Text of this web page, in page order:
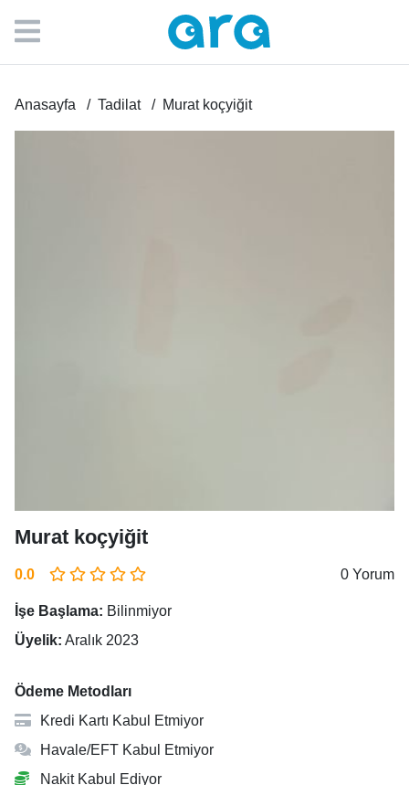
Anasayfa Tadilat Murat koçyiğit
Murat koçyiğit
0.0 0 Yorum
İşe Başlama: Bilinmiyor
Üyelik: Aralık 2023
Ödeme Metodları
Kredi Kartı Kabul Etmiyor
Havale/EFT Kabul Etmiyor
Nakit Kabul Ediyor